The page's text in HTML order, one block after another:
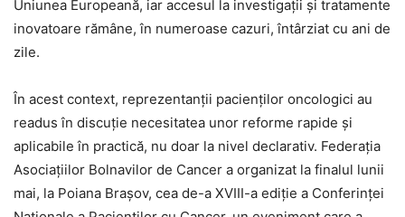
Uniunea Europeană, iar accesul la investigații și tratamente
inovatoare rămâne, în numeroase cazuri, întârziat cu ani de
zile.
În acest context, reprezentanții pacienților oncologici au
readus în discuție necesitatea unor reforme rapide și
aplicabile în practică, nu doar la nivel declarativ. Federația
Asociațiilor Bolnavilor de Cancer a organizat la finalul lunii
mai, la Poiana Brașov, cea de-a XVIII-a ediție a Conferinței